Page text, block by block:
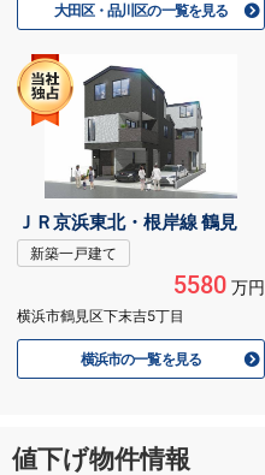
大田区・品川区の一覧を見る
ＪＲ京浜東北・根岸線 鶴見
新築一戸建て
5580万円
横浜市鶴見区下末吉5丁目
横浜市の一覧を見る
値下げ物件情報